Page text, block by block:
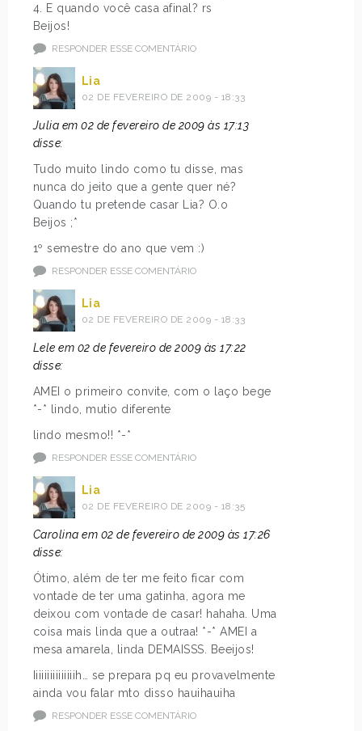
4. E quando você casa afinal? rs
Beijos!
RESPONDER ESSE COMENTÁRIO
Lia
02 DE FEVEREIRO DE 2009 - 18:33
Julia em 02 de fevereiro de 2009 às 17:13
disse:
Tudo muito lindo como tu disse, mas
nunca do jeito que a gente quer né?
Quando tu pretende casar Lia? O.o
Beijos ;*
1º semestre do ano que vem :)
RESPONDER ESSE COMENTÁRIO
Lia
02 DE FEVEREIRO DE 2009 - 18:33
Lele em 02 de fevereiro de 2009 às 17:22
disse:
AMEI o primeiro convite, com o laço bege
*-* lindo, mutio diferente
lindo mesmo!! *-*
RESPONDER ESSE COMENTÁRIO
Lia
02 DE FEVEREIRO DE 2009 - 18:35
Carolina em 02 de fevereiro de 2009 às 17:26
disse:
Ótimo, além de ter me feito ficar com
vontade de ter uma gatinha, agora me
deixou com vontade de casar! hahaha. Uma
coisa mais linda que a outraa! *-* AMEI a
mesa amarela, linda DEMAISSS. Beeijos!
Iiiiiiiiiiiiiiih… se prepara pq eu provavelmente
ainda vou falar mto disso hauihauiha
RESPONDER ESSE COMENTÁRIO